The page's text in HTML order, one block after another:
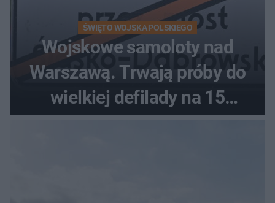
ŚWIĘTO WOJSKA POLSKIEGO
Wojskowe samoloty nad
Warszawą. Trwają próby do
wielkiej defilady na 15